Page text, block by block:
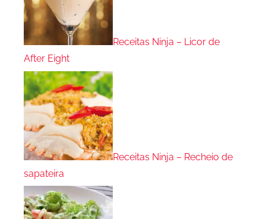
Receitas Ninja – Licor de
After Eight
Receitas Ninja – Recheio de
sapateira